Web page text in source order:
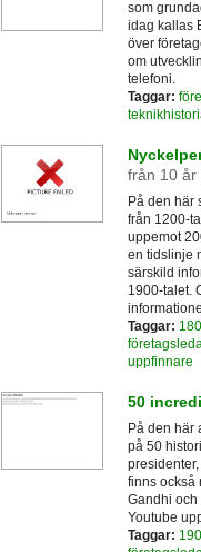
som
idag kallas
över
om
telefoni.
Taggar:
från 10 år
På den här
från 1200-
uppemot
en tidslinje
särskild
1900-talet.
Taggar:
uppfinnare
50
På den här
på 50
finns också
Gandhi
Youtube
Taggar: